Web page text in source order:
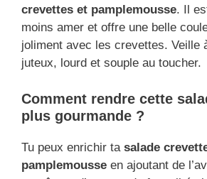
crevettes et pamplemousse. Il
moins amer et offre une belle
joliment avec les crevettes. Veille
juteux, lourd et souple au toucher.
Comment rendre cette
plus gourmande ?
Tu peux enrichir ta salade
pamplemousse en ajoutant de